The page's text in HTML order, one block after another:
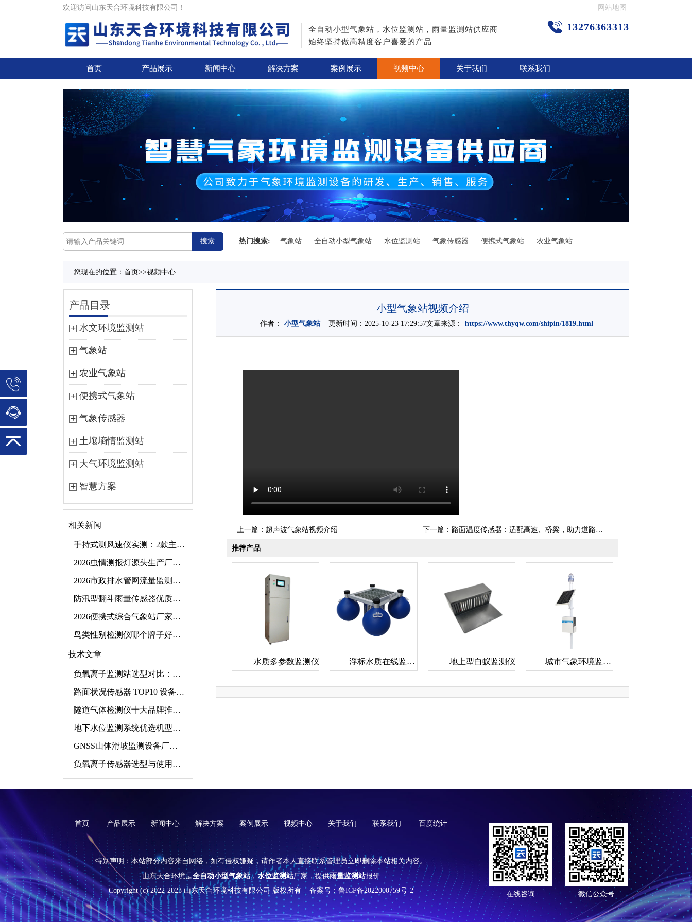
欢迎访问山东天合环境科技有限公司！ 网站地图
全自动小型气象站，水位监测站，雨量监测站供应商
始终坚持做高精度客户喜爱的产品
13276363313
首页 产品展示 新闻中心 解决方案 案例展示 视频中心 关于我们 联系我们
热门搜索: 气象站 全自动小型气象站 水位监测站 气象传感器 便携式气象站 农业气象站
您现在的位置： 首页>>视频中心
产品目录
水文环境监测站
气象站
农业气象站
便携式气象站
气象传感器
土壤墒情监测站
大气环境监测站
智慧方案
相关新闻
手持式测风速仪实测：2款主流型号参数对比+3类应用场景
2026虫情测报灯源头生产厂家优选推荐：云境天合
2026市政排水管网流量监测系统top10推荐榜：高精度+多维度监测管网环境
防汛型翻斗雨量传感器优质厂家 TOP5 榜首
2026便携式综合气象站厂家排行！应急临时建站首选双品牌
鸟类性别检测仪哪个牌子好？2026禽类性别快速鉴别设备品牌推荐
技术文章
负氧离子监测站选型对比：云境天合 TH-FZ5 与天蔚 TW-FZ4 推荐
路面状况传感器 TOP10 设备推荐榜单
隧道气体检测仪十大品牌推荐榜单（2026行业TOP10）
地下水位监测系统优选机型：TH-DSW2深井地下水智能在线监测解决方案
GNSS山体滑坡监测设备厂家实力排行｜2026地质灾害监测优选
负氧离子传感器选型与使用，看这一篇就够了！
小型气象站视频介绍
作者： 小型气象站更新时间：2025-10-23 17:29:57文章来源： https://www.thyqw.com/shipin/1819.html
上一篇： 超声波气象站视频介绍 下一篇： 路面温度传感器：适配高速、桥梁，助力道路养护精准决策
推荐产品
水质多参数监测仪 浮标水质在线监测站 地上型白蚁监测仪 城市气象环境监测系统
首页 产品展示 新闻中心 解决方案 案例展示 视频中心 关于我们 联系我们 百度统计
特别声明：本站部分内容来自网络，如有侵权嫌疑，请作者本人直接联系管理员立即删除本站相关内容。
山东天合环境是全自动小型气象站，水位监测站厂家，提供雨量监测站报价
Copyright (c) 2022-2023 山东天合环境科技有限公司 版权所有 备案号：鲁ICP备2022000759号-2 在线咨询 微信公众号